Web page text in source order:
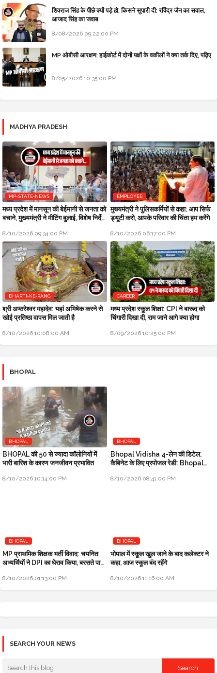
शिवराज सिंह के पीछे क्यों पड़े हो, किसने सुपारी दी: रविंद्र जैन का सवाल,
आजाद सिंह का जवाब
8/08/2026 09:22:00 PM
MP ओबीसी आरक्षण: हाईकोर्ट में दोनों पक्षों के वकीलों ने क्या तर्क दिए, पढ़िए
8/05/2026 10:35:00 PM
MADHYA PRADESH
MP-STATE-NEWS
मध्य प्रदेश में मानसून की बेईमानी से जनता को
बचाने, मुख्यमंत्री ने मीटिंग बुलाई, विशेष निर्देश
8/10/2026 09:34:00 PM
EMPLOYEE
मुख्यमंत्री ने पुलिसकर्मियों से कहा: आप सिर्फ
ड्यूटी करो, आपके परिवार की चिंता हम करेंगे
8/10/2026 06:17:00 PM
DHARTI-KE-RANG
श्री अप्सरेश्वर महादेव: यहां अभिषेक करने से
खोई प्रतिष्ठा वापस मिल जाती है
8/10/2026 10:08:00 AM
CAREER
मध्य प्रदेश स्कूल शिक्षा: CPI ने बारूद को
चिंगारी दिखा दी, राम जाने आगे क्या होगा
8/09/2026 10:25:00 PM
BHOPAL
BHOPAL
BHOPAL की 50 से ज्यादा कॉलोनियों में
भारी बारिश के कारण जनजीवन प्रभावित
8/10/2026 10:14:00 PM
BHOPAL
Bhopal Vidisha 4-लेन की डिटेल,
कैबिनेट के लिए प्रपोजल रेडी: Bhopal
8/10/2026 08:41:00 PM
BHOPAL
MP प्राथमिक शिक्षक भर्ती विवाद: चयनित
अभ्यर्थियों ने DPI का घेराव किया, बरसते पानी
8/10/2026 01:13:00 PM
BHOPAL
भोपाल में स्कूल खुल जाने के बाद कलेक्टर ने
कहा, आज स्कूल बंद रहेंगे
8/10/2026 11:16:00 AM
SEARCH YOUR NEWS